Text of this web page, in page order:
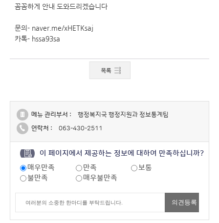
꼼꼼하게 안내 도와드리겠습니다
문의- naver.me/xHETKsaj
카톡- hssa93sa
메뉴 관리부서 :
행정복지국 행정지원과 정보통계팀
연락처 :
063-430-2511
이 페이지에서 제공하는 정보에 대하여 만족하십니까?
매우만족
만족
보통
불만족
매우불만족